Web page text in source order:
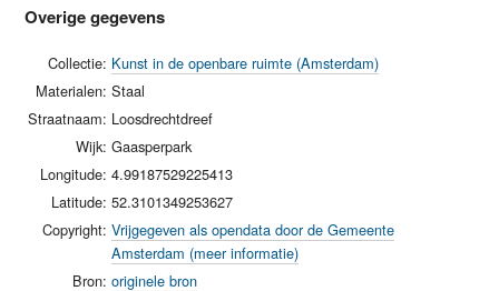
Overige gegevens
Collectie: Kunst in de openbare ruimte (Amsterdam)
Materialen: Staal
Straatnaam: Loosdrechtdreef
Wijk: Gaasperpark
Longitude: 4.99187529225413
Latitude: 52.3101349253627
Copyright: Vrijgegeven als opendata door de Gemeente
Amsterdam (meer informatie)
Bron: originele bron